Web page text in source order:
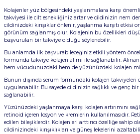
Kolajenler yüz bölgesindeki yaşlanmalara karşı
takviyesi ile cilt esnekliğiniz artar ve cildinizin nem
cildinizdeki kırışıklar önlenir, yaşlanma karşıtı etkisi
görünüm sağlanmış olur. Kolajenin bu özellikleri
başvurulan bir takviye olduğu söylenebilir.
Bu anlamda ilk başvurabileceğiniz etkili yöntem
formunda takviye kolajen alımı ile sağlanabilir.
hem vücudunuzdaki hem de yüzünüzdeki kolajen
Bunun dışında serum formundaki kolajen takviyeleri
uygulanabilir. Bu sayede cildinizin sağlıklı ve genç
sağlanabilir.
Yüzünüzdeki yaşlanmaya karşı kolajen artırımını
retinoid içeren losyon ve kremlerin kullanılmasıdır.
edilen bileşiklerdir. Kolajenleri arttırıcı özelliğe sahip
cildinizindeki kırışıklıkları ve güneş lekelerini